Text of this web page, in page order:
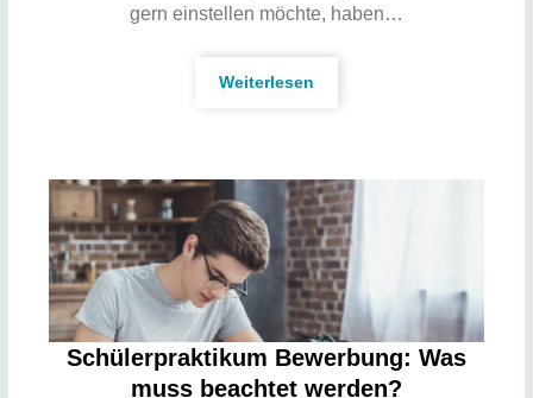
gern einstellen möchte, haben…
Weiterlesen
Schülerpraktikum Bewerbung: Was
muss beachtet werden?